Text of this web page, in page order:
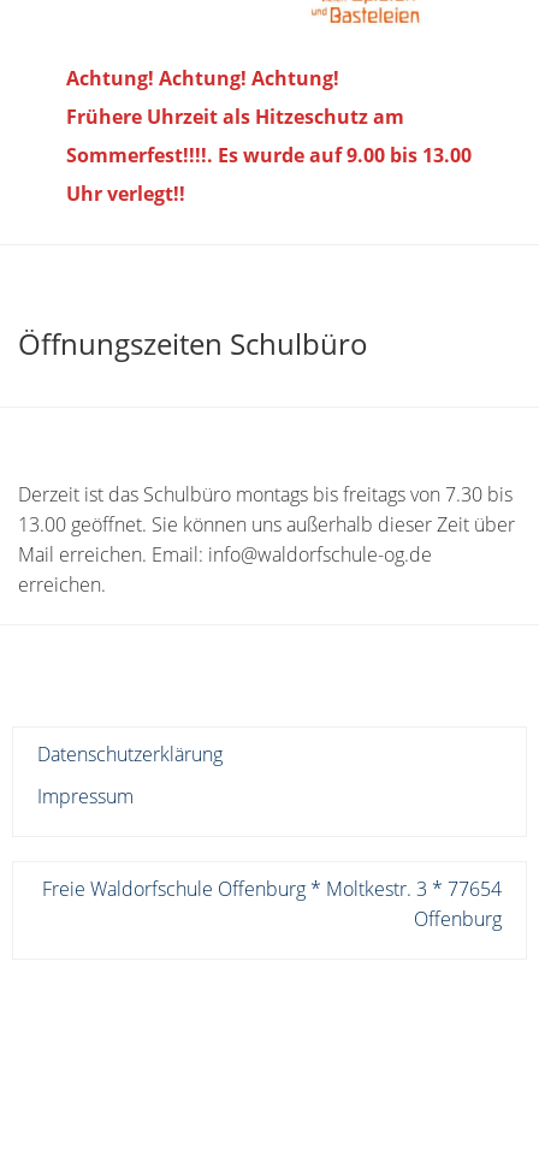
Achtung! Achtung! Achtung!
Frühere Uhrzeit als Hitzeschutz am
Sommerfest!!!!. Es wurde auf 9.00 bis 13.00
Uhr verlegt!!
Öffnungszeiten Schulbüro
Derzeit ist das Schulbüro montags bis freitags von 7.30 bis
13.00 geöffnet. Sie können uns außerhalb dieser Zeit über
Mail erreichen. Email: info@waldorfschule-og.de
erreichen.
Datenschutzerklärung
Impressum
Freie Waldorfschule Offenburg * Moltkestr. 3 * 77654
Offenburg